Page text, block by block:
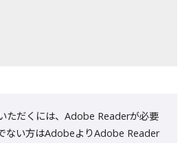
ただくには、Adobe Readerが必要
ない方はAdobeよりAdobe Reader